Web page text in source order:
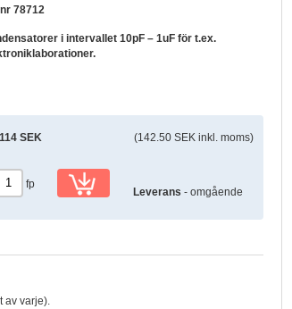
78712
i intervallet 10pF – 1uF för t.ex.
114 SEK (142.50 SEK inkl. moms)
fp
Leverans - omgående
av varje).